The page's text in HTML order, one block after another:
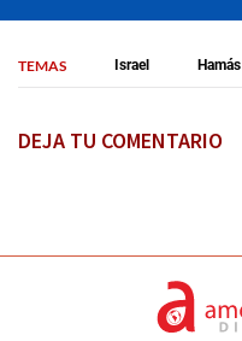
TEMAS Israel Hamás
DEJA TU COMENTARIO